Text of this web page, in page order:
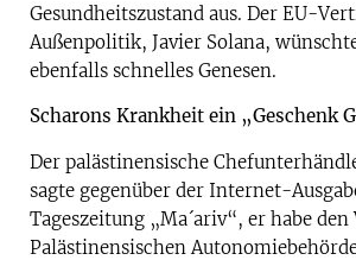
Gesundheitszustand aus. Der EU-
Außenpolitik, Javier Solana,
ebenfalls schnelles Genesen.
Scharons Krankheit ein „Geschenk
Der palästinensische
sagte gegenüber der Internet-
Tageszeitung „Ma´ariv“, er habe
Palästinensischen